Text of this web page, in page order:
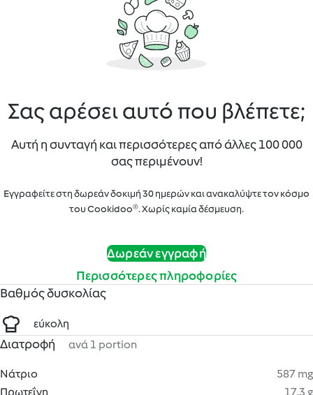
Σας αρέσει αυτό που βλέπετε;
Αυτή η συνταγή και περισσότερες από άλλες 100 000
σας περιμένουν!
Εγγραφείτε στη δωρεάν δοκιμή 30 ημερών και ανακαλύψτε τον κόσμο
του Cookidoo®. Χωρίς καμία δέσμευση.
Δωρεάν εγγραφή
Περισσότερες πληροφορίες
Βαθμός δυσκολίας
εύκολη
Διατροφή ανά 1 portion
Νάτριο
587 mg
Πρωτεΐνη
17.3 g